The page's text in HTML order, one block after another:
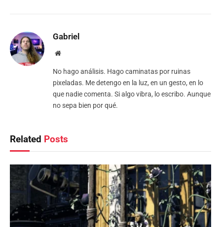
Gabriel
Website
No hago análisis. Hago caminatas por ruinas
pixeladas. Me detengo en la luz, en un gesto, en lo
que nadie comenta. Si algo vibra, lo escribo. Aunque
no sepa bien por qué.
Related Posts